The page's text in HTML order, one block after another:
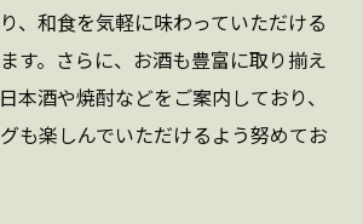
、和食を気軽に味わっていただける
す。さらに、お酒も豊富に取り揃え
本酒や焼酎などをご案内しており、
も楽しんでいただけるよう努めてお